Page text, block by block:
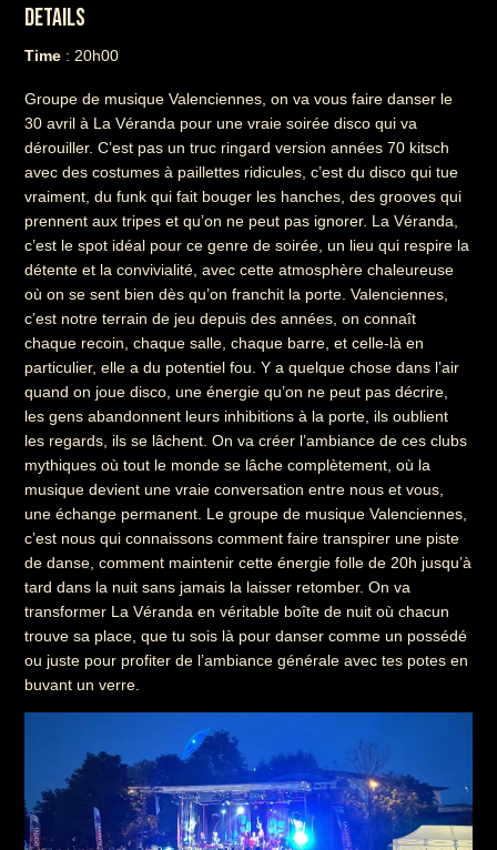
DETAILS
Time : 20h00
Groupe de musique Valenciennes, on va vous faire danser le
30 avril à La Véranda pour une vraie soirée disco qui va
dérouiller. C’est pas un truc ringard version années 70 kitsch
avec des costumes à paillettes ridicules, c’est du disco qui tue
vraiment, du funk qui fait bouger les hanches, des grooves qui
prennent aux tripes et qu’on ne peut pas ignorer. La Véranda,
c’est le spot idéal pour ce genre de soirée, un lieu qui respire la
détente et la convivialité, avec cette atmosphère chaleureuse
où on se sent bien dès qu’on franchit la porte. Valenciennes,
c’est notre terrain de jeu depuis des années, on connaît
chaque recoin, chaque salle, chaque barre, et celle-là en
particulier, elle a du potentiel fou. Y a quelque chose dans l’air
quand on joue disco, une énergie qu’on ne peut pas décrire,
les gens abandonnent leurs inhibitions à la porte, ils oublient
les regards, ils se lâchent. On va créer l’ambiance de ces clubs
mythiques où tout le monde se lâche complètement, où la
musique devient une vraie conversation entre nous et vous,
une échange permanent. Le groupe de musique Valenciennes,
c’est nous qui connaissons comment faire transpirer une piste
de danse, comment maintenir cette énergie folle de 20h jusqu’à
tard dans la nuit sans jamais la laisser retomber. On va
transformer La Véranda en véritable boîte de nuit où chacun
trouve sa place, que tu sois là pour danser comme un possédé
ou juste pour profiter de l’ambiance générale avec tes potes en
buvant un verre.